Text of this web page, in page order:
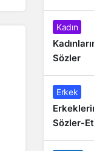
Kadın
Sözler
Erkek
Sözler-